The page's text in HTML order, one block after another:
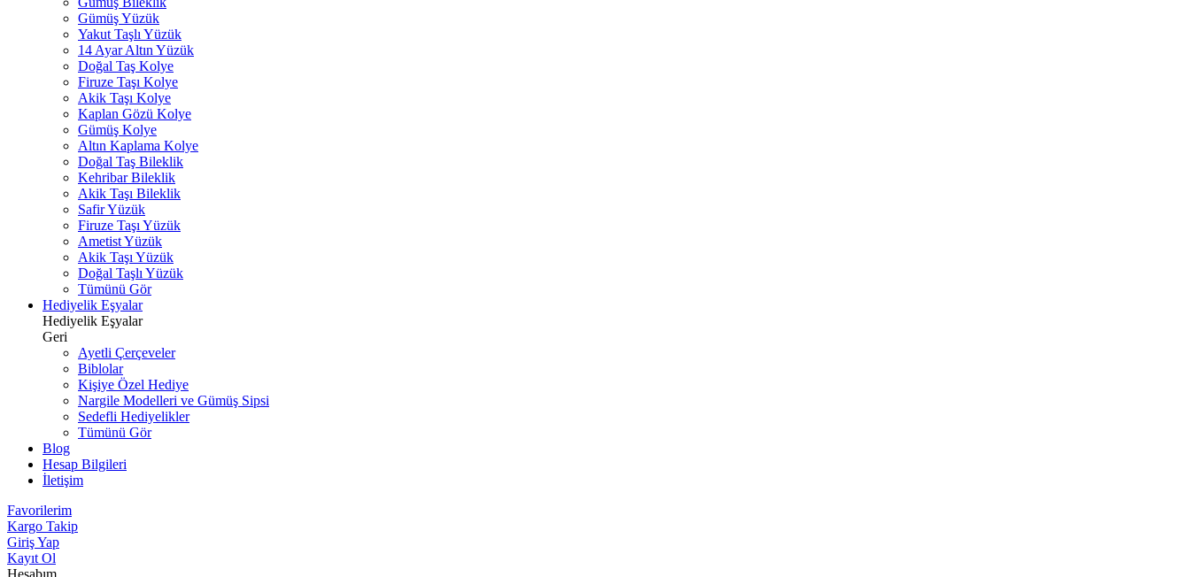
Gümüş Yüzük
Yakut Taşlı Yüzük
14 Ayar Altın Yüzük
Doğal Taş Kolye
Firuze Taşı Kolye
Akik Taşı Kolye
Kaplan Gözü Kolye
Gümüş Kolye
Altın Kaplama Kolye
Doğal Taş Bileklik
Kehribar Bileklik
Akik Taşı Bileklik
Safir Yüzük
Firuze Taşı Yüzük
Ametist Yüzük
Akik Taşı Yüzük
Doğal Taşlı Yüzük
Tümünü Gör
Hediyelik Eşyalar
Hediyelik Eşyalar
Geri
Ayetli Çerçeveler
Biblolar
Kişiye Özel Hediye
Nargile Modelleri ve Gümüş Sipsi
Sedefli Hediyelikler
Tümünü Gör
Blog
Hesap Bilgileri
İletişim
Favorilerim
Kargo Takip
Giriş Yap
Kayıt Ol
Hesabım